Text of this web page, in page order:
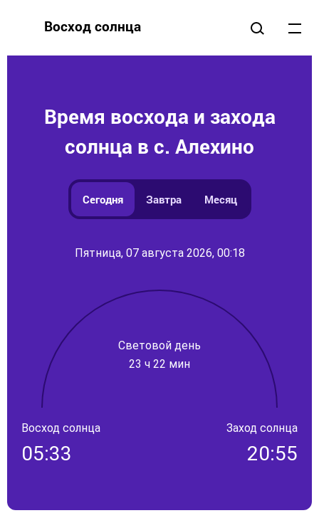
Восход солнца
Время восхода и захода
солнца в с. Алехино
Сегодня Завтра Месяц
Пятница, 07 августа 2026, 00:18
Световой день
23 ч 22 мин
Восход солнца
05:33
Заход солнца
20:55